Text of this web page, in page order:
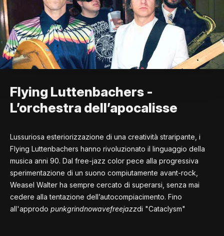
Flying Luttenbachers -
L’orchestra dell’apocalisse
Lussuriosa esteriorizzazione di una creatività straripante, i
Flying Luttenbachers hanno rivoluzionato il linguaggio della
musica anni 90. Dal free-jazz color pece alla progressiva
sperimentazione di un suono compiutamente avant-rock,
Weasel Walter ha sempre cercato di superarsi, senza mai
cedere alla tentazione dell’autocompiacimento. Fino
all'approdo punkgrindnowavefreejazzdi "Cataclysm"